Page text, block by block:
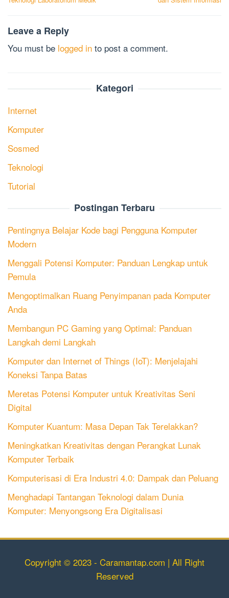
Leave a Reply
You must be logged in to post a comment.
Kategori
Internet
Komputer
Sosmed
Teknologi
Tutorial
Postingan Terbaru
Pentingnya Belajar Kode bagi Pengguna Komputer
Modern
Menggali Potensi Komputer: Panduan Lengkap untuk
Pemula
Mengoptimalkan Ruang Penyimpanan pada Komputer
Anda
Membangun PC Gaming yang Optimal: Panduan
Langkah demi Langkah
Komputer dan Internet of Things (IoT): Menjelajahi
Koneksi Tanpa Batas
Meretas Potensi Komputer untuk Kreativitas Seni
Digital
Komputer Kuantum: Masa Depan Tak Terelakkan?
Meningkatkan Kreativitas dengan Perangkat Lunak
Komputer Terbaik
Komputerisasi di Era Industri 4.0: Dampak dan Peluang
Menghadapi Tantangan Teknologi dalam Dunia
Komputer: Menyongsong Era Digitalisasi
Copyright © 2023 - Caramantap.com | All Right
Reserved